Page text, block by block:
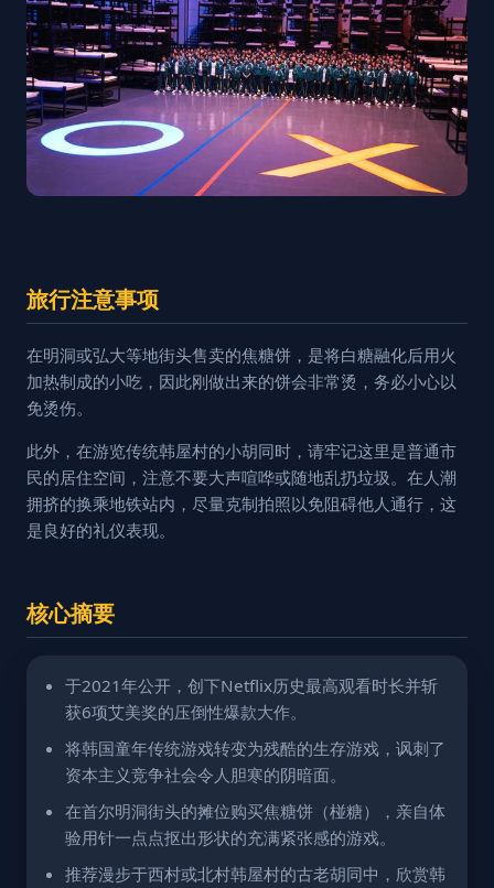
旅行注意事项
在明洞或弘大等地街头售卖的焦糖饼，是将白糖融化后用火
加热制成的小吃，因此刚做出来的饼会非常烫，务必小心以
免烫伤。
此外，在游览传统韩屋村的小胡同时，请牢记这里是普通市
民的居住空间，注意不要大声喧哗或随地乱扔垃圾。在人潮
拥挤的换乘地铁站内，尽量克制拍照以免阻碍他人通行，这
是良好的礼仪表现。
核心摘要
于2021年公开，创下Netflix历史最高观看时长并斩
获6项艾美奖的压倒性爆款大作。
将韩国童年传统游戏转变为残酷的生存游戏，讽刺了
资本主义竞争社会令人胆寒的阴暗面。
在首尔明洞街头的摊位购买焦糖饼（椪糖），亲自体
验用针一点点抠出形状的充满紧张感的游戏。
推荐漫步于西村或北村韩屋村的古老胡同中，欣赏韩